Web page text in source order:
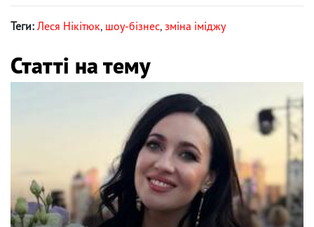
Теги: Леся Нікітюк, шоу-бізнес, зміна іміджу
Статті на тему